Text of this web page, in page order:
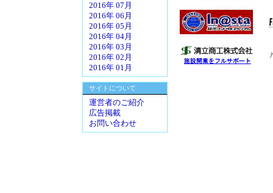
2016年 07月
2016年 06月
2016年 05月
2016年 04月
2016年 03月
2016年 02月
2016年 01月
サイトについて
運営者のご紹介
広告掲載
お問い合わせ